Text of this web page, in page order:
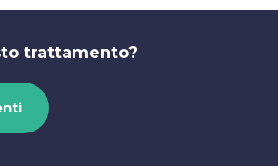
trattamento?